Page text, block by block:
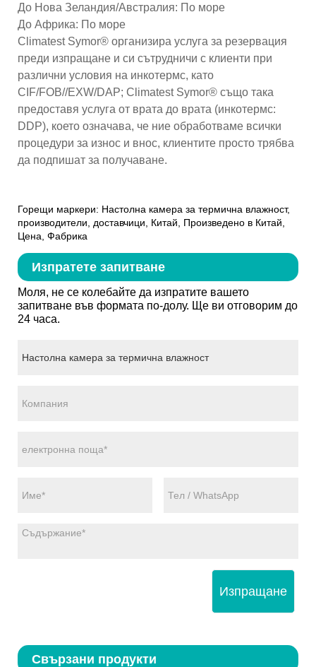
До Нова Зеландия/Австралия: По море
До Африка: По море
Climatest Symor® организира услуга за резервация
преди изпращане и си сътрудничи с клиенти при
различни условия на инкотермс, като
CIF/FOB//EXW/DAP; Climatest Symor® също така
предоставя услуга от врата до врата (инкотермс:
DDP), което означава, че ние обработваме всички
процедури за износ и внос, клиентите просто трябва
да подпишат за получаване.
Горещи маркери: Настолна камера за термична влажност,
производители, доставчици, Китай, Произведено в Китай,
Цена, Фабрика
Изпратете запитване
Моля, не се колебайте да изпратите вашето
запитване във формата по-долу. Ще ви отговорим до
24 часа.
Изпращане
Свързани продукти